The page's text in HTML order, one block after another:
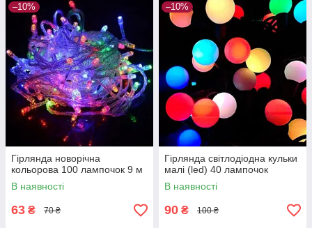
–10%
Гірлянда новорічна
кольорова 100 лампочок 9 м
В наявності
63 ₴ 70 ₴
–10%
Гірлянда світлодіодна кульки
малі (led) 40 лампочок
В наявності
90 ₴ 100 ₴